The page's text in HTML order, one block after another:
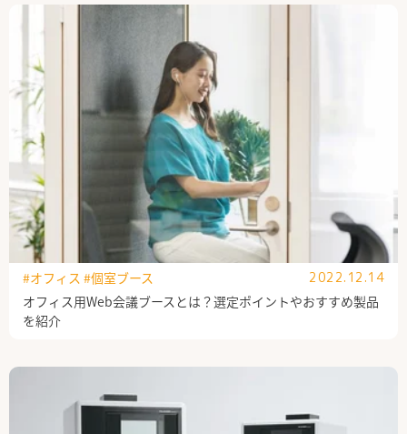
オフィス用Web会議ブースとは？選定ポイントやおすすめ製品
を紹介
#オフィス #個室ブース 2022.12.14